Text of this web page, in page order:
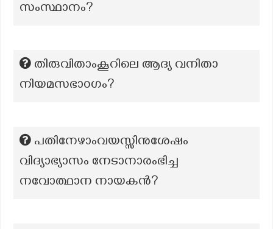
സംസ്ഥാനം?
തിരുവിതാംകൂറിലെ ആദ്യ വനിതാ
നിയമസഭാ൦ഗം?
പതിനേഴാംവയസ്സിനുശേഷം
വിദ്യാഭ്യാസം നേടാനാരംഭിച്ച
നവോത്ഥാന നായകൻ?